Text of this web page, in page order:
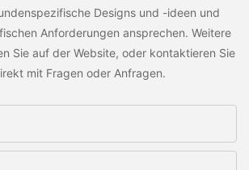
Designs und -ideen und
Anforderungen ansprechen. Weitere
Sie auf der Website, oder kontaktieren Sie
mit Fragen oder Anfragen.